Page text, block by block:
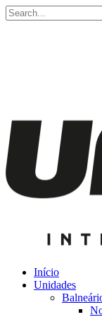
Início
Unidades